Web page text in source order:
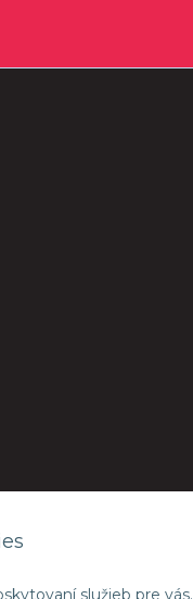
služieb pre vás.